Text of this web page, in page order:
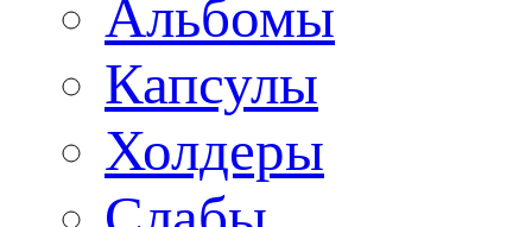
Альбомы
Капсулы
Холдеры